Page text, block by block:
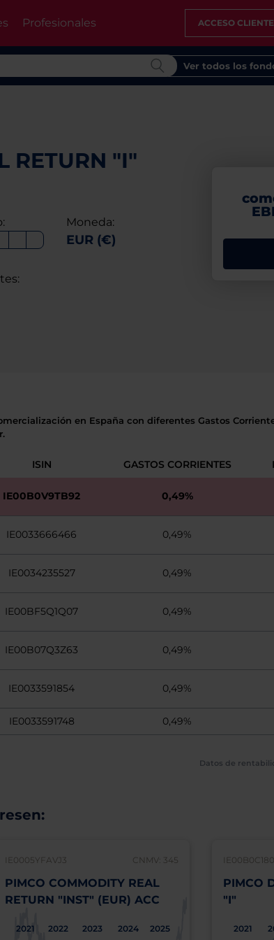
Profesionales ACCESO
Ver todos los
RETURN "I"
Moneda:
EUR (€)
en España con diferentes Gastos
ISIN GASTOS CORRIENTES
IE00B0V9TB92 0,49%
IE0033666466 0,49%
IE0034235527 0,49%
IE00BF5Q1Q07 0,49%
IE00B07Q3Z63 0,49%
IE0033591854 0,49%
IE0033591748 0,49%
Datos de
IE0005YFAVJ3 CNMV: 345
PIMCO COMMODITY REAL
RETURN "INST" (EUR) ACC
2021 2022 2023 2024 2025
PIMCO
"I"
2021